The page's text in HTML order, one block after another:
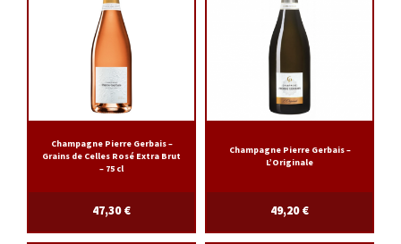
Champagne Pierre Gerbais –
Grains de Celles Rosé Extra Brut
– 75 cl
47,30€
Champagne Pierre Gerbais –
L’Originale
49,20€